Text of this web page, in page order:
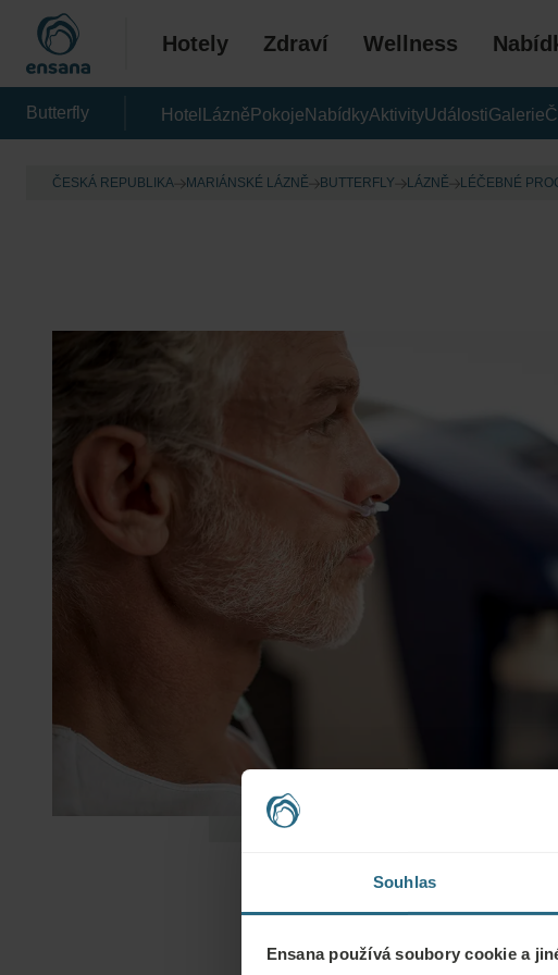
Souhlas
Ensana používá soubory cookie a
Hotely Zdraví Wellness
Butterfly Hotel Lázně Pokoje NabídkyAktivityUdálostiGalerie
ČESKÁ REPUBLIKA MARIÁNSKÉ LÁZNĚ BUTTERFLY LÁZNĚ LÉČEBNÉ